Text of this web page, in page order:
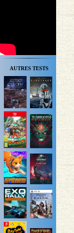
AUTRES TESTS